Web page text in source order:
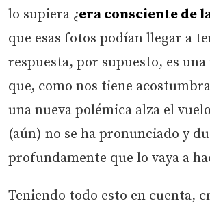
lo supiera ¿era consciente de
que esas fotos podían llegar a
respuesta, por supuesto, es
que, como nos tiene
una nueva polémica alza el
(aún) no se ha pronunciado y
profundamente que lo vaya a
Teniendo todo esto en cuenta,